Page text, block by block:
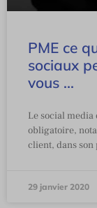
PME ce
sociaux
vous …
Le social media
obligatoire,
client, dans
29 janvier 2020